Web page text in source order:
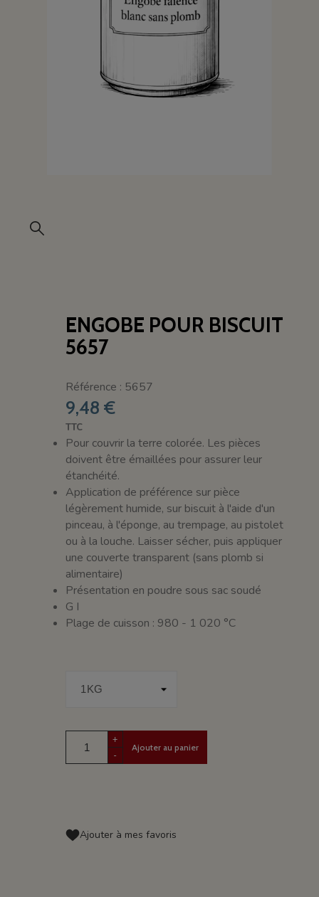
ENGOBE POUR BISCUIT
5657
Référence : 5657
9,48 €
TTC
Pour couvrir la terre colorée. Les pièces
doivent être émaillées pour assurer leur
étanchéité.
Application de préférence sur pièce
légèrement humide, sur biscuit à l'aide d'un
pinceau, à l'éponge, au trempage, au pistolet
ou à la louche. Laisser sécher, puis appliquer
une couverte transparent (sans plomb si
alimentaire)
Présentation en poudre sous sac soudé
G I
Plage de cuisson : 980 - 1 020 °C
+
-
Ajouter au panier
Ajouter à mes favoris